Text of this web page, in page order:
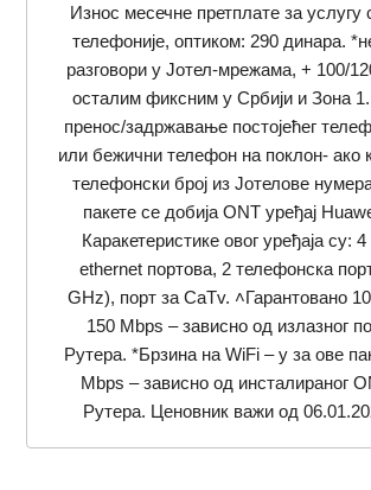
Износ месечне претплате за
телефоније, оптиком: 290 динара.
разговори у Јотел-мрежама, + 100/
осталим фиксним у Србији и Зона
пренос/задржавање постојећег
или бежични телефон на поклон- ако
телефонски број из Јотелове
пакете се добија ONT уређај
Каракетеристике овог уређаја су: 4
ethernet портова, 2 телефонска
GHz), порт за CaTv. ˄Гарантовано
150 Mbps – зависно од излазног
Рутера. *Брзина на WiFi – у за ове
Mbps – зависно од инсталираног
Рутера. Ценовник важи од